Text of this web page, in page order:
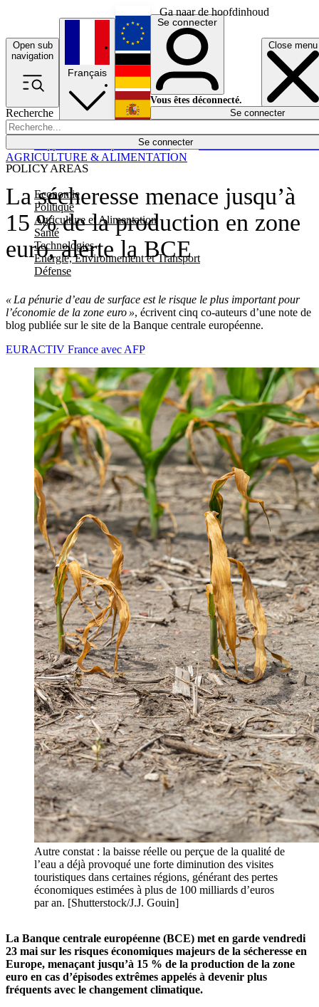
Ga naar de hoofdinhoud
Open sub
navigation
Close menu
Recherche
Se connecter
POLICY AREAS
Economie
Politique
Agriculture et Alimentation
Santé
Technologies
Energie, Environnement et Transport
Défense
Économie
Français
English
Deutsch
Español
Se connecter
Vous êtes déconnecté.
Se connecter
La sécheresse menace jusqu’à
15 % de la production en zone
euro, alerte la BCE
« La pénurie d’eau de surface est le risque le plus important pour
l’économie de la zone euro », écrivent cinq co-auteurs d’une note de
blog publiée sur le site de la Banque centrale européenne.
AGRICULTURE & ALIMENTATION
EURACTIV France avec AFP
Autre constat : la baisse réelle ou perçue de la qualité de
l’eau a déjà provoqué une forte diminution des visites
touristiques dans certaines régions, générant des pertes
économiques estimées à plus de 100 milliards d’euros
par an. [Shutterstock/J.J. Gouin]
La Banque centrale européenne (BCE) met en garde vendredi
23 mai sur les risques économiques majeurs de la sécheresse en
Europe, menaçant jusqu’à 15 % de la production de la zone
euro en cas d’épisodes extrêmes appelés à devenir plus
fréquents avec le changement climatique.